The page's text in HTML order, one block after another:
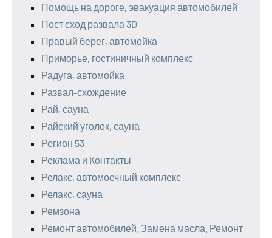
Помощь на дороге, эвакуация автомобилей
Пост сход развала 3D
Правый берег, автомойка
Приморье, гостиничный комплекс
Радуга, автомойка
Развал-схождение
Рай, сауна
Райский уголок, сауна
Регион 53
Реклама и Контакты
Релакс, автомоечный комплекс
Релакс, сауна
Ремзона
Ремонт автомобилей. Замена масла. Ремонт